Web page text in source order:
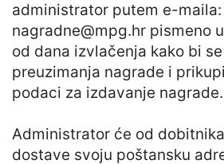
administrator putem e-maila:
nagradne@mpg.hr pismeno
od dana izvlačenja kako bi
preuzimanja nagrade i
podaci za izdavanje nagrade.
Administrator će od
dostave svoju poštansku